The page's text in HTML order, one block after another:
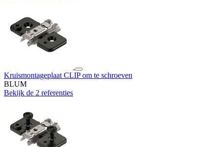
Kruismontageplaat CLIP om te schroeven
BLUM
Bekijk de 2 referenties